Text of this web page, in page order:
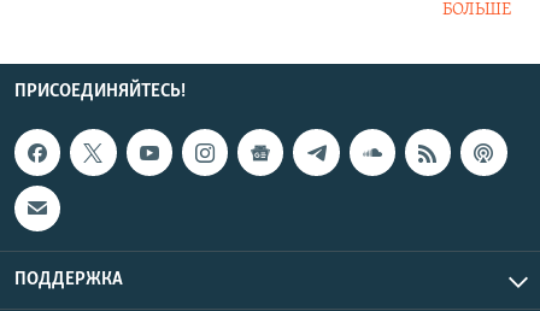
БОЛЬШЕ
ПРИСОЕДИНЯЙТЕСЬ!
ПОДДЕРЖКА